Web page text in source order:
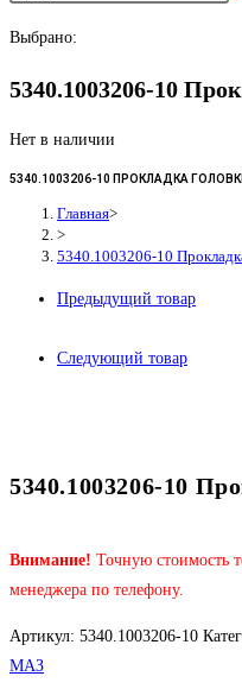
Выбрано:
5340.1003206-10
Нет в наличии
5340.1003206-10 ПРОКЛАДКА
Главная>
>
5340.1003206-10
Предыдущий товар
Следующий товар
5340.1003206-10
Внимание! Точную стоимость
менеджера по телефону.
Артикул: 5340.1003206-10
МАЗ